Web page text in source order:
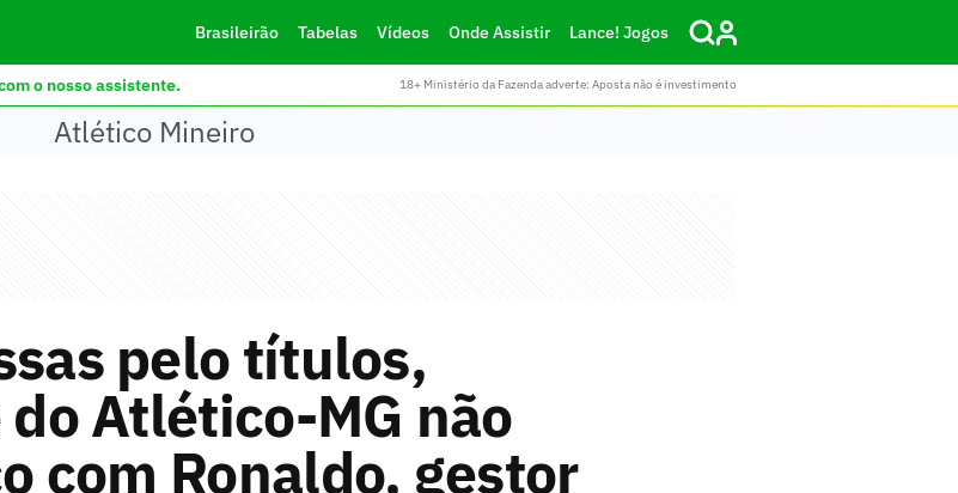
Brasileirão Tabelas Vídeos Onde Assistir Lance! Jogos
o nosso assistente. 18+ Ministério da Fazenda adverte: Aposta não é investimento
Atlético Mineiro
pelo títulos,
Atlético-MG não
com Ronaldo, gestor